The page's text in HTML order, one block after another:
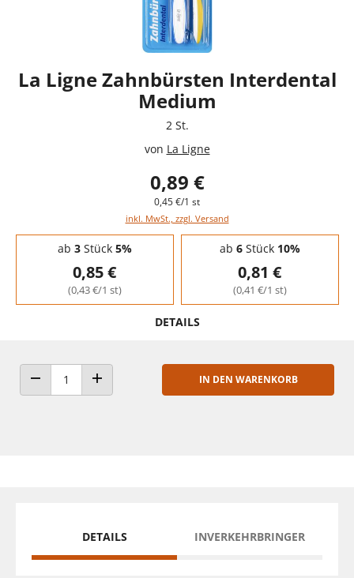
La Ligne Zahnbürsten Interdental
Medium
2 St.
von La Ligne
0,89 €
0,45 €/1 st
inkl. MwSt., zzgl. Versand
Staffelpreise - Mengenrabatt
ab 3Stück 5%
0,85 €
(0,43 €/1 st)
ab 6Stück 10%
0,81 €
(0,41 €/1 st)
DETAILS
ANZAHL VERRINGERNANZAHL ERHÖHEN
IN DEN WARENKORB
DETAILS INVERKEHRBRINGER